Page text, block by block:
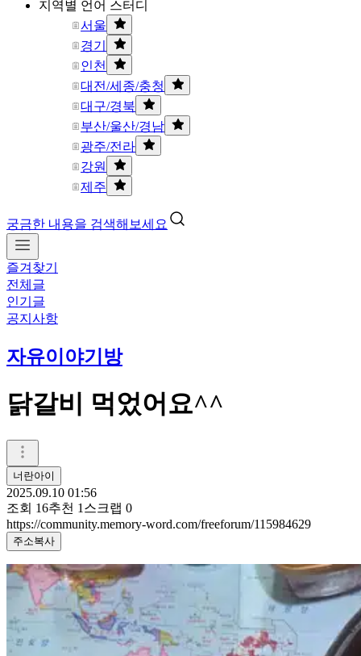
지역별 언어 스터디
서울
경기
인천
대전/세종/충청
대구/경북
부산/울산/경남
광주/전라
강원
제주
궁금한 내용을 검색해보세요
즐겨찾기
전체글
인기글
공지사항
자유이야기방
닭갈비 먹었어요^^
너란아이
2025.09.10 01:56
조회 16추천 1 스크랩 0
https://community.memory-word.com/freeforum/115984629
주소복사